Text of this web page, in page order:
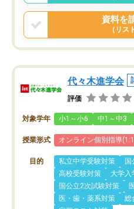
資料を
（リス
代々木進学会
評価
対象学年 小1～小6 中1～中3
授業形式 オンライン個別指導
目的 私立中学受験対策
国
高校受験対策
大学入
国公立2次試験対策
医・歯・薬系対策
総